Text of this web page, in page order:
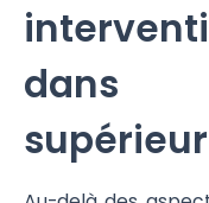
dans
supérieur